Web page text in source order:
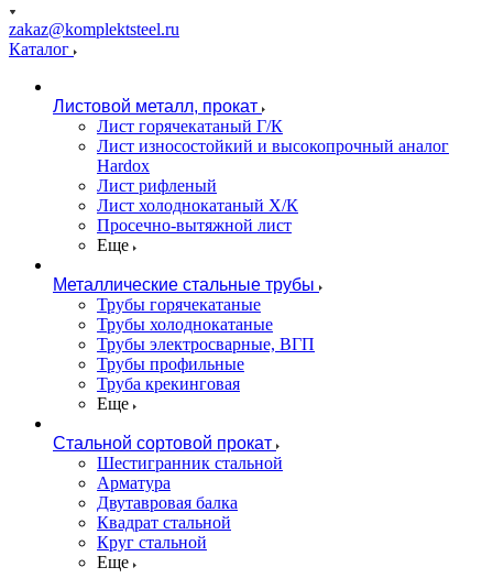
zakaz@komplektsteel.ru
Каталог
Листовой металл, прокат
Лист горячекатаный Г/К
Лист износостойкий и высокопрочный аналог
Hardox
Лист рифленый
Лист холоднокатаный Х/К
Просечно-вытяжной лист
Еще
Металлические стальные трубы
Трубы горячекатаные
Трубы холоднокатаные
Трубы электросварные, ВГП
Трубы профильные
Труба крекинговая
Еще
Стальной сортовой прокат
Шестигранник стальной
Арматура
Двутавровая балка
Квадрат стальной
Круг стальной
Еще